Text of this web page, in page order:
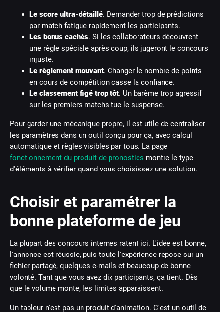
Le score ultra-détaillé. Demander trop de prédictions
par match fatigue rapidement les participants.
Les bonus cachés. Si les collaborateurs découvrent
une règle spéciale après coup, ils jugeront le concours
injuste.
Le règlement mouvant. Changer le nombre de points
en cours de compétition casse la confiance.
Le classement figé trop tôt. Un barème trop agressif
sur les premiers matchs tue le suspense.
Pour garder une mécanique propre, il est utile de centraliser
les paramètres dans un outil conçu pour ça, avec calcul
automatique et règles visibles par tous. La page
fonctionnement du produit de pronostics montre le type
d'éléments à vérifier quand vous choisissez une solution.
Choisir et paramétrer la
bonne plateforme de jeu
La plupart des concours internes ratent ici. L'idée est bonne,
l'annonce est réussie, puis toute l'expérience repose sur un
fichier partagé, quelques e-mails et beaucoup de bonne
volonté. Tant que vous avez dix participants, ça tient. Dès
que le volume monte, les limites apparaissent.
Un tableur n'est pas un produit d'animation. C'est un outil de